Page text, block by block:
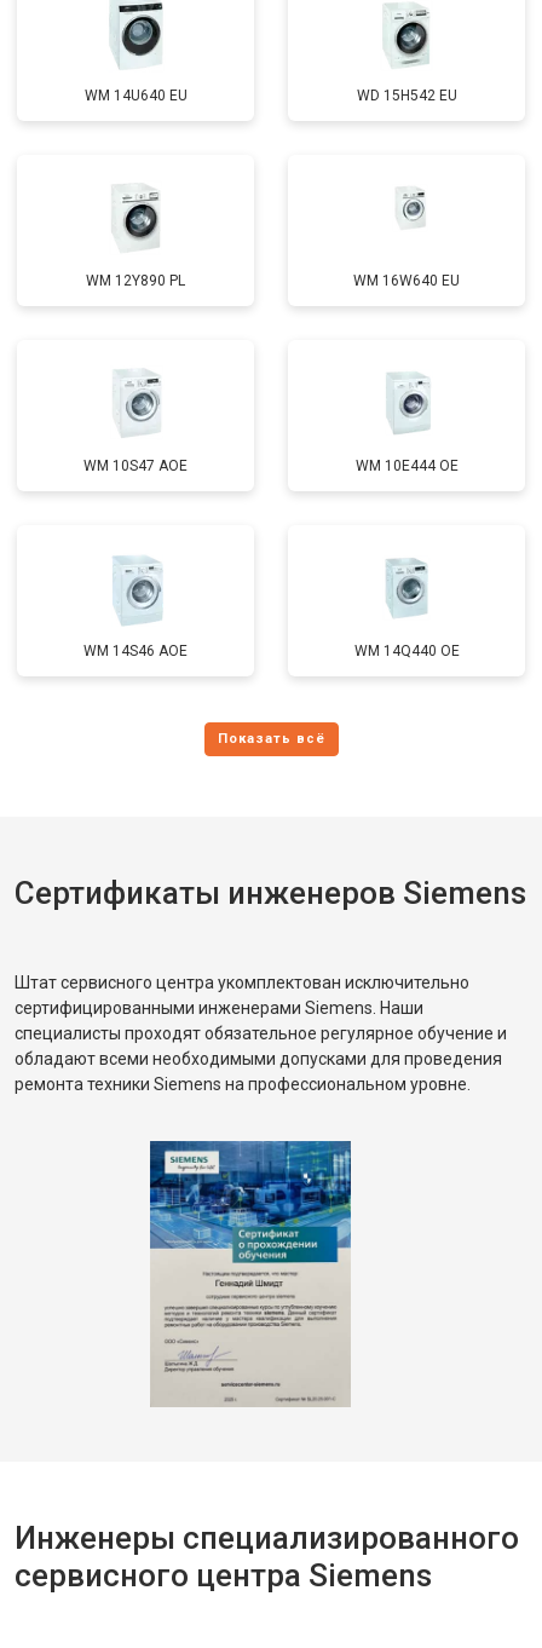
WM 14U640 EU WD 15H542 EU
WM 12Y890 PL WM 16W640 EU
WM 10S47 AOE WM 10E444 OE
WM 14S46 AOE WM 14Q440 OE
Сертификаты инженеров Siemens
Штат сервисного центра укомплектован исключительно
сертифицированными инженерами Siemens. Наши
специалисты проходят обязательное регулярное обучение и
обладают всеми необходимыми допусками для проведения
ремонта техники Siemens на профессиональном уровне.
Инженеры специализированного
сервисного центра Siemens